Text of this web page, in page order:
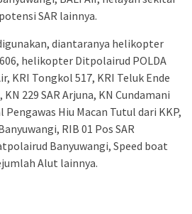
SAR lainnya.
diantaranya helikopter
helikopter Ditpolairud POLDA
KRI Tongkol 517, KRI Teluk Ende
KN 229 SAR Arjuna, KN Cundamani
Pengawas Hiu Macan Tutul dari KKP,
RIB 01 Pos SAR
Banyuwangi, Speed boat
Alut lainnya.